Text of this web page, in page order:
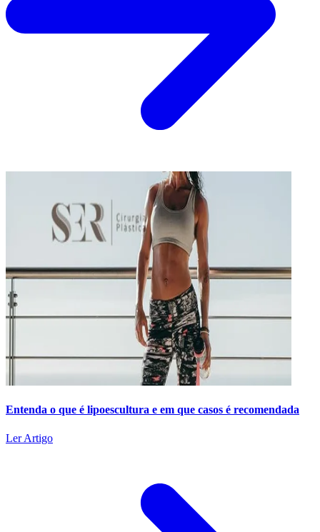
Entenda o que é lipoescultura e em que casos é recomendada
Ler Artigo